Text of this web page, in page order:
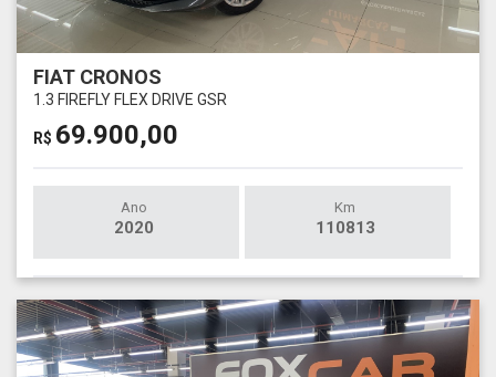
FIAT CRONOS
1.3 FIREFLY FLEX DRIVE GSR
R$ 69.900,00
Ano
2020
Km
110813